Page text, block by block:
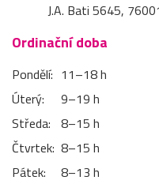
J.A. Bati 5645,
Ordinační doba
Pondělí: 11–⁠18 h
Úterý:
9–⁠19 h
Středa: 8–⁠15 h
Čtvrtek: 8–⁠15 h
Pátek:
8–⁠13 h